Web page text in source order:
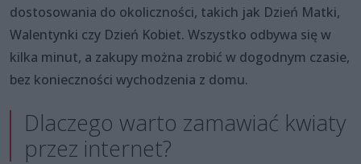
dostosowania do okoliczności, takich jak Dzień Matki,
Walentynki czy Dzień Kobiet. Wszystko odbywa się w
kilka minut, a zakupy można zrobić w dogodnym czasie,
bez konieczności wychodzenia z domu.
Dlaczego warto zamawiać kwiaty
przez internet?